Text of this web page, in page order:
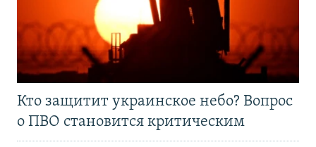
Кто защитит украинское небо? Вопрос
о ПВО становится критическим